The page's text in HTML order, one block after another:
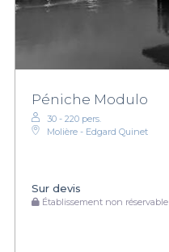
Péniche Modulo
30 - 220 pers.
Molière - Edgard Quinet
Sur devis
Établissement non réservable